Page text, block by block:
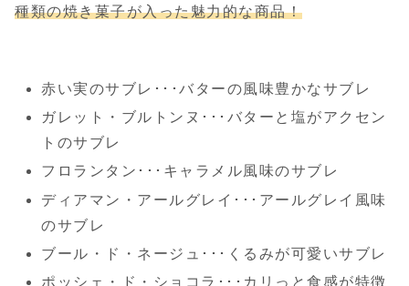
種類の焼き菓子が入った魅力的な商品！
赤い実のサブレ･･･バターの風味豊かなサブレ
ガレット・ブルトンヌ･･･バターと塩がアクセン
トのサブレ
フロランタン･･･キャラメル風味のサブレ
ディアマン・アールグレイ･･･アールグレイ風味
のサブレ
ブール・ド・ネージュ･･･くるみが可愛いサブレ
ポッシェ・ド・ショコラ･･･カリっと食感が特徴